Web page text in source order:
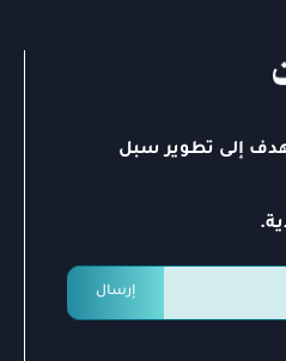
إلى تطوير سبل
إرسال